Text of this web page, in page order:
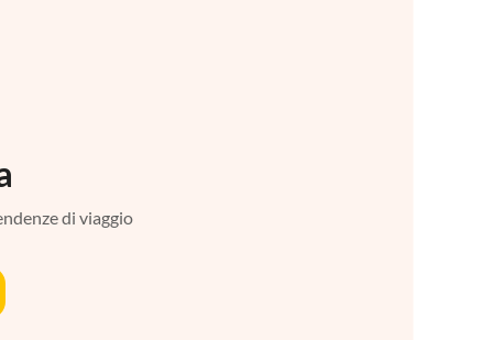
di viaggio